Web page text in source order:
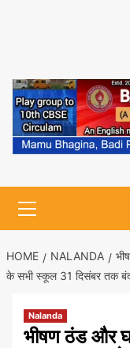
Menu
HOME NALANDA
के सभी स्कूल 31 दिसंबर तक
Nalanda
भीषण ठंड और